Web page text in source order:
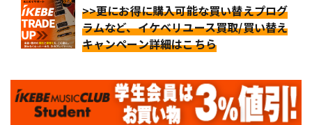
>>更にお得に購入可能な買い替えプログ
ラムなど、イケベリユース買取/買い替え
キャンペーン詳細はこちら